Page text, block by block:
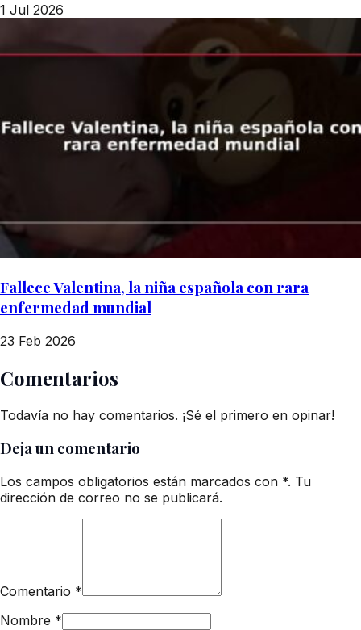
1 Jul 2026
Fallece Valentina, la niña española con rara
enfermedad mundial
23 Feb 2026
Comentarios
Todavía no hay comentarios. ¡Sé el primero en opinar!
Deja un comentario
Los campos obligatorios están marcados con *. Tu
dirección de correo no se publicará.
Comentario *
Nombre *